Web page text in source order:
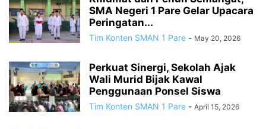
SMA Negeri 1 Pare Gelar Upacara
Peringatan...
Tim Konten SMAN 1 Pare - May 20, 2026
Perkuat Sinergi, Sekolah Ajak
Wali Murid Bijak Kawal
Penggunaan Ponsel Siswa
Tim Konten SMAN 1 Pare - April 15, 2026